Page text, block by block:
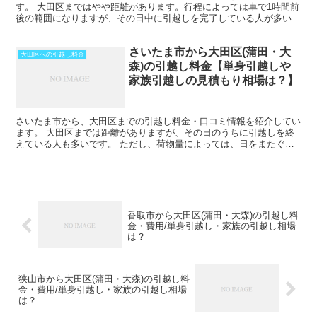
す。 大田区まではやや距離があります。行程によっては車で1時間前
後の範囲になりますが、その日中に引越しを完了している人が多いで
大田区への引越し料金
さいたま市から大田区(蒲田・大
森)の引越し料金【単身引越しや
家族引越しの見積もり相場は？】
さいたま市から、大田区までの引越し料金・口コミ情報を紹介してい
ます。 大田区までは距離がありますが、その日のうちに引越しを終
えている人も多いです。 ただし、荷物量によっては、日をまたぐ可
香取市から大田区(蒲田・大森)の引越し料
金・費用/単身引越し・家族の引越し相場
は？
狭山市から大田区(蒲田・大森)の引越し料
金・費用/単身引越し・家族の引越し相場
は？